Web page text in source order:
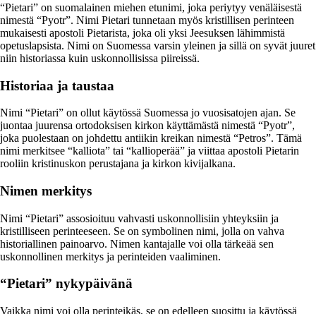
“Pietari” on suomalainen miehen etunimi, joka periytyy venäläisestä
nimestä “Pyotr”. Nimi Pietari tunnetaan myös kristillisen perinteen
mukaisesti apostoli Pietarista, joka oli yksi Jeesuksen lähimmistä
opetuslapsista. Nimi on Suomessa varsin yleinen ja sillä on syvät juuret
niin historiassa kuin uskonnollisissa piireissä.
Historiaa ja taustaa
Nimi “Pietari” on ollut käytössä Suomessa jo vuosisatojen ajan. Se
juontaa juurensa ortodoksisen kirkon käyttämästä nimestä “Pyotr”,
joka puolestaan on johdettu antiikin kreikan nimestä “Petros”. Tämä
nimi merkitsee “kalliota” tai “kallioperää” ja viittaa apostoli Pietarin
rooliin kristinuskon perustajana ja kirkon kivijalkana.
Nimen merkitys
Nimi “Pietari” assosioituu vahvasti uskonnollisiin yhteyksiin ja
kristilliseen perinteeseen. Se on symbolinen nimi, jolla on vahva
historiallinen painoarvo. Nimen kantajalle voi olla tärkeää sen
uskonnollinen merkitys ja perinteiden vaaliminen.
“Pietari” nykypäivänä
Vaikka nimi voi olla perinteikäs, se on edelleen suosittu ja käytössä